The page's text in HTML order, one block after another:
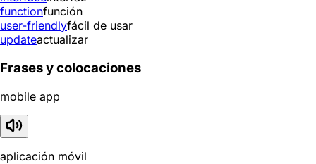
functionfunción
user-friendlyfácil de usar
updateactualizar
Frases y colocaciones
mobile app
aplicación móvil